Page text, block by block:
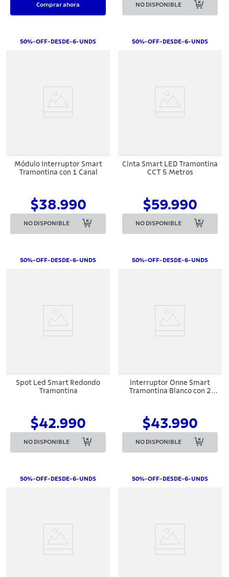
Comprar ahora NO DISPONIBLE
50%-OFF-DESDE-6-UNDS
Módulo Interruptor Smart
Tramontina con 1 Canal
$38.990
NO DISPONIBLE
50%-OFF-DESDE-6-UNDS
Cinta Smart LED Tramontina
CCT 5 Metros
$59.990
NO DISPONIBLE
50%-OFF-DESDE-6-UNDS
Spot Led Smart Redondo
Tramontina
$42.990
NO DISPONIBLE
50%-OFF-DESDE-6-UNDS
Interruptor Onne Smart
Tramontina Blanco con 2
$43.990
NO DISPONIBLE
50%-OFF-DESDE-6-UNDS 50%-OFF-DESDE-6-UNDS